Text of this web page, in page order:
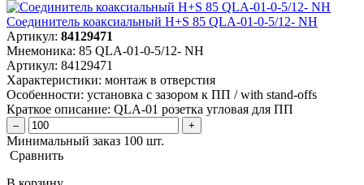
Соединитель коаксиальный H+S 85 QLA-01-0-5/12- NH
Артикул: 84129471
Мнемоника: 85 QLA-01-0-5/12- NH
Артикул: 84129471
Характеристики: монтаж в отверстия
Особенности: установка с зазором к ПП / with stand-offs
Краткое описание: QLA-01 розетка угловая для ПП
– +
Минимальный заказ 100 шт.
Сравнить